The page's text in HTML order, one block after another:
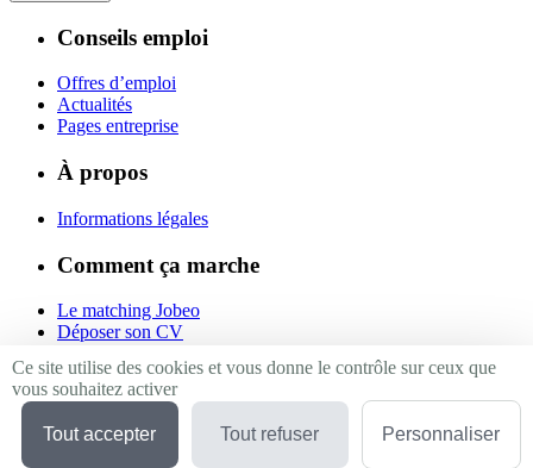
Conseils emploi
Offres d’emploi
Actualités
Pages entreprise
À propos
Informations légales
Comment ça marche
Le matching Jobeo
Déposer son CV
Suivez-nous
Linkedin
Ce site utilise des cookies et vous donne le contrôle sur ceux que
vous souhaitez activer
Tout accepter Tout refuser Personnaliser